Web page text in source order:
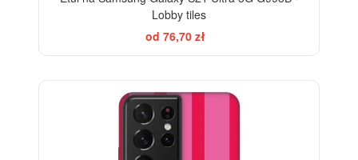
Lobby tiles
od 76,70 zł